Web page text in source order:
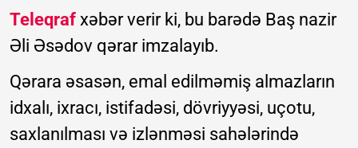
Teleqraf xəbər verir ki, bu barədə Baş nazir
Əli Əsədov qərar imzalayıb.
Qərara əsasən, emal edilməmiş almazların
idxalı, ixracı, istifadəsi, dövriyyəsi, uçotu,
saxlanılması və izlənməsi sahələrində